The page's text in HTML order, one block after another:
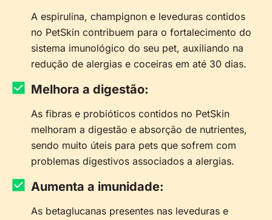
A espirulina, champignon e leveduras contidos
no PetSkin contribuem para o fortalecimento do
sistema imunológico do seu pet, auxiliando na
redução de alergias e coceiras em até 30 dias.
Melhora a digestão:
As fibras e probióticos contidos no PetSkin
melhoram a digestão e absorção de nutrientes,
sendo muito úteis para pets que sofrem com
problemas digestivos associados a alergias.
Aumenta a imunidade:
As betaglucanas presentes nas leveduras e